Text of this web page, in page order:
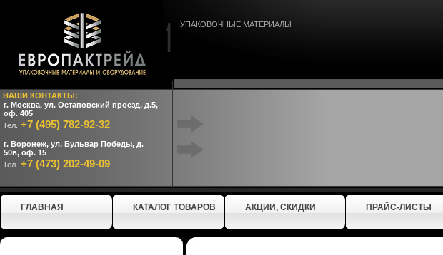
НАШИ КОНТАКТЫ:
г. Москва, ул. Остаповский проезд, д.5,
оф. 405
Тел. +7 (495) 782-92-32
г. Воронеж, ул. Бульвар Победы, д.
50в, оф. 15
Тел. +7 (473) 202-49-09
УПАКОВОЧНЫЕ МАТЕРИАЛЫ
ГЛАВНАЯ КАТАЛОГ ТОВАРОВ АКЦИИ, СКИДКИ ПРАЙС-ЛИСТЫ